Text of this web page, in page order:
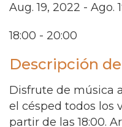
Aug. 19, 2022 - Ago.
18:00 - 20:00
Descripción
Disfrute de música
el césped todos los
partir de las 18:00.